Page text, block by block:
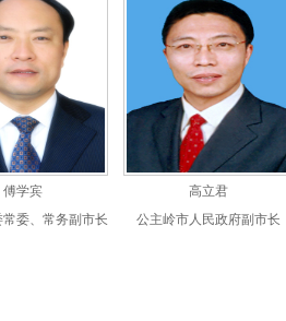
常务副市长
高立君
公主岭市人民政府副市长